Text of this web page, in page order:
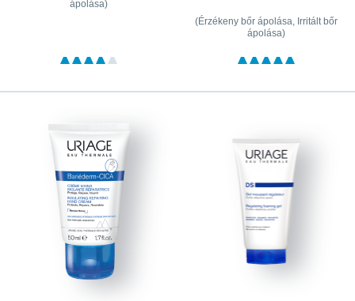
ápolása)
(Érzékeny bőr ápolása, Irritált bőr
ápolása)